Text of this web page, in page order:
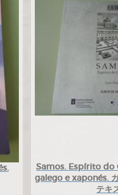
Samos. Espírito do
galego e xaponés.
テキ